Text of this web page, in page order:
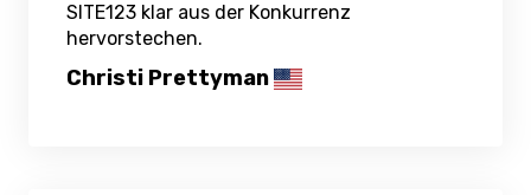
SITE123 klar aus der Konkurrenz
hervorstechen.
Christi Prettyman